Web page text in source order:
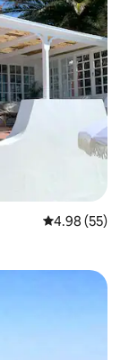
औसत रेटिंग 5 में
4.98 (55)